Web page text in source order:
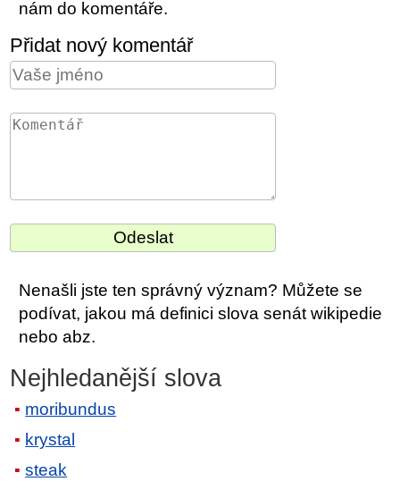
nám do komentáře.
Přidat nový komentář
Nenašli jste ten správný význam? Můžete se
podívat, jakou má definici slova senát wikipedie
nebo abz.
Nejhledanější slova
moribundus
krystal
steak